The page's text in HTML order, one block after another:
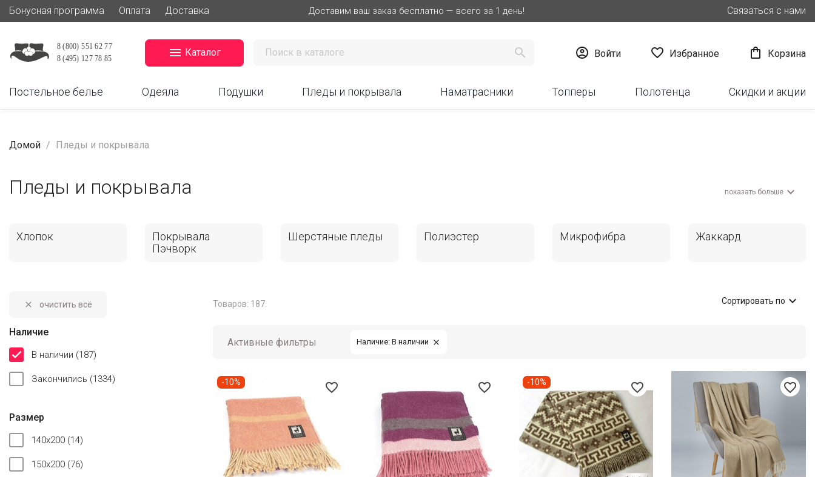
Бонусная программа Оплата Доставка Доставим ваш заказ бесплатно — всего за 1 день! Связаться с нами
 Каталог   Войти  Избранное  Корзина
Постельное белье Одеяла Подушки Пледы и покрывала Наматрасники Топперы Полотенца Скидки и акции
Домой Пледы и покрывала
Пледы и покрывала показать больше 
Хлопок
Покрывала
Пэчворк
Шерстяные пледы Полиэстер Микрофибра Жаккард
 очистить всё
Наличие
 В наличии (187)
Закончились (1334)
Размер
140x200 (14)
150x200 (76)
Товаров: 187. Сортировать по 
Активные фильтры Наличие: В наличии 
favorite_border
-10% favorite_border favorite_border
-10% favorite_border